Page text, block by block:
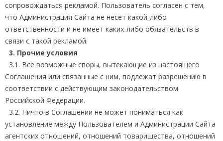
сопровождаться рекламой. Пользователь согласен с тем,
что Администрация Сайта не несет какой-либо
ответственности и не имеет каких-либо обязательств в
связи с такой рекламой.
3. Прочие условия
3.1. Все возможные споры, вытекающие из настоящего
Соглашения или связанные с ним, подлежат разрешению в
соответствии с действующим законодательством
Российской Федерации.
3.2. Ничто в Соглашении не может пониматься как
установление между Пользователем и Администрации Сайта
агентских отношений, отношений товарищества, отношений